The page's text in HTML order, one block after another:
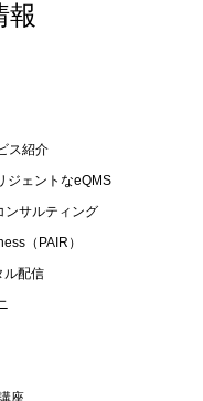
報
ス紹介
ジェントなeQMS
ンサルティング
（PAIR）
ル配信
座